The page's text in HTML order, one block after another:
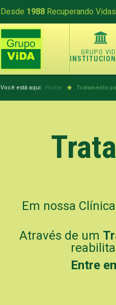
Desde 1988 Recuperando
Você está aqui: Home Tratamento
Em nossa
Através de um
Entre